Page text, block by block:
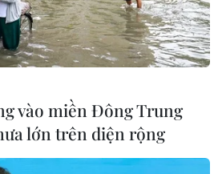
vào miền Đông Trung
lớn trên diện rộng